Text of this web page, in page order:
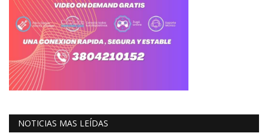
NOTICIAS MAS LEÍDAS